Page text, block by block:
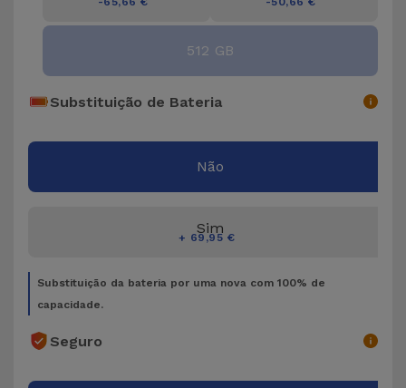
de
Computador
Acessórios
Tablet
Ver
tudo
512 GB
Substituição de Bateria
Não
Sim
+ 69,95 €
Substituição da bateria por uma nova com 100% de
capacidade.
Seguro